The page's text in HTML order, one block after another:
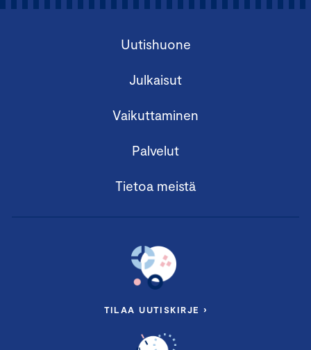
Uutishuone
Julkaisut
Vaikuttaminen
Palvelut
Tietoa meistä
TILAA UUTISKIRJE ›